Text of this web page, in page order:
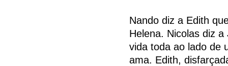
Nando diz a Edith
Helena. Nicolas diz
vida toda ao lado de
ama. Edith,